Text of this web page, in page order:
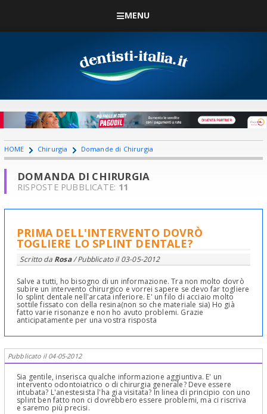
MENU
HOME Chirurgia Domande di Chirurgia
DOMANDA DI CHIRURGIA
RISPOSTE PUBBLICATE: 11
PRIMA DELL'INTERVENTO DOVRÒ
TOGLIERE LO SPLINT DENTALE?
Scritto da Rosa/ Pubblicato il 03-05-2012
Salve a tutti, ho bisogno di un informazione. Tra non molto dovrò
subire un intervento chirurgico e vorrei sapere se devo far togliere
lo splint dentale nell'arcata inferiore. E' un filo di acciaio molto
sottile fissato con della resina(non so che materiale sia) Ho già
fatto varie risonanze e non ho avuto problemi. Grazie
anticipatamente per una vostra risposta
Pubblicato il 04-05-2012
Sia gentile, inserisca qualche informazione aggiuntiva. E' un
intervento odontoiatrico o di chirurgia generale? Deve essere
intubata? L'anestesista l'ha gia visitata? In linea di principio con uno
splint ben fatto non ci dovrebbero essere problemi, ma ci riscriva
e saremo più precisi.